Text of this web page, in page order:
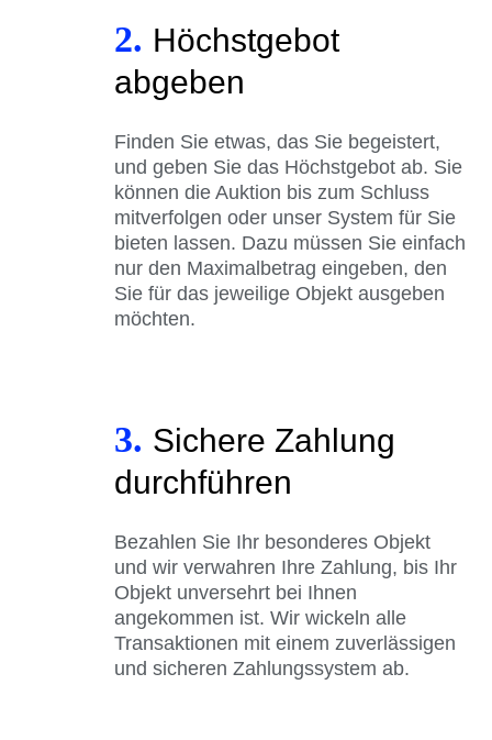
2. Höchstgebot
abgeben
Finden Sie etwas, das Sie begeistert,
und geben Sie das Höchstgebot ab. Sie
können die Auktion bis zum Schluss
mitverfolgen oder unser System für Sie
bieten lassen. Dazu müssen Sie einfach
nur den Maximalbetrag eingeben, den
Sie für das jeweilige Objekt ausgeben
möchten.
3. Sichere Zahlung
durchführen
Bezahlen Sie Ihr besonderes Objekt
und wir verwahren Ihre Zahlung, bis Ihr
Objekt unversehrt bei Ihnen
angekommen ist. Wir wickeln alle
Transaktionen mit einem zuverlässigen
und sicheren Zahlungssystem ab.